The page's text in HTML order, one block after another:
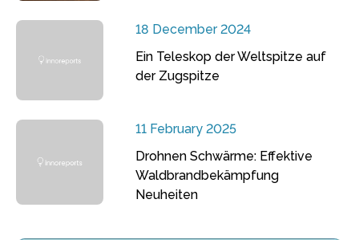
18 December 2024
Ein Teleskop der Weltspitze auf
der Zugspitze
11 February 2025
Drohnen Schwärme: Effektive
Waldbrandbekämpfung
Neuheiten